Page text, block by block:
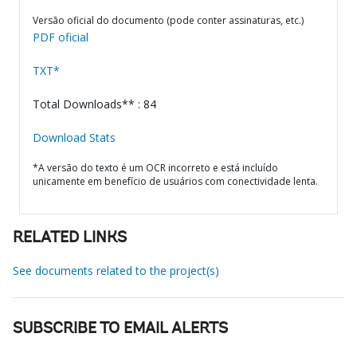
Versão oficial do documento (pode conter assinaturas, etc.)
PDF oficial
TXT*
Total Downloads** : 84
Download Stats
*A versão do texto é um OCR incorreto e está incluído
unicamente em benefício de usuários com conectividade lenta.
RELATED LINKS
See documents related to the project(s)
SUBSCRIBE TO EMAIL ALERTS